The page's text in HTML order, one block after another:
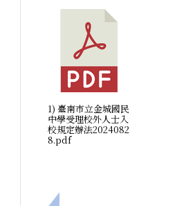
1) 臺南市立金城國民
中學受理校外人士入
校規定辦法2024082
8.pdf